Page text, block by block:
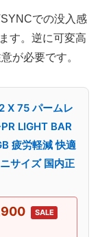
での没入感
す。逆に可変高
が必要です。
X 75 パームレ
LIGHT BAR
疲労軽減 快適
サイズ 国内正
SALE